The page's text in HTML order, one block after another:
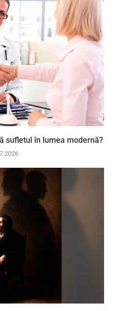
sufletul în lumea modernă?